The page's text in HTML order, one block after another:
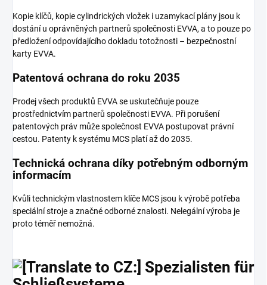
Kopie klíčů, kopie cylindrických vložek i uzamykací plány jsou k
dostání u oprávněných partnerů společnosti EVVA, a to pouze po
předložení odpovídajícího dokladu totožnosti – bezpečnostní
karty EVVA.
Patentová ochrana do roku 2035
Prodej všech produktů EVVA se uskutečňuje pouze
prostřednictvím partnerů společnosti EVVA. Při porušení
patentových práv může společnost EVVA postupovat právní
cestou. Patenty k systému MCS platí až do 2035.
Technická ochrana díky potřebným odborným
informacím
Kvůli technickým vlastnostem klíče MCS jsou k výrobě potřeba
speciální stroje a značné odborné znalosti. Nelegální výroba je
proto téměř nemožná.